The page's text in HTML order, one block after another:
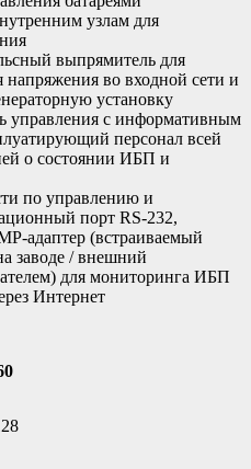
узлам для
выпрямитель для
во входной сети и
установку
управления с информативным
персонал всей
о состоянии ИБП и
по управлению и
порт RS-232,
адаптер (встраиваемый
заводе / внешний
для мониторинга ИБП
Интернет